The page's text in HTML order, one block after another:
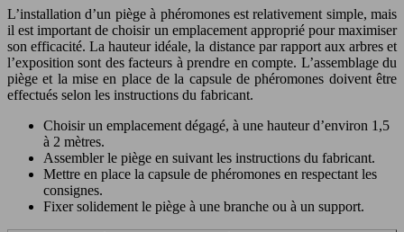
L’installation d’un piège à phéromones est relativement simple, mais
il est important de choisir un emplacement approprié pour maximiser
son efficacité. La hauteur idéale, la distance par rapport aux arbres et
l’exposition sont des facteurs à prendre en compte. L’assemblage du
piège et la mise en place de la capsule de phéromones doivent être
effectués selon les instructions du fabricant.
Choisir un emplacement dégagé, à une hauteur d’environ 1,5
à 2 mètres.
Assembler le piège en suivant les instructions du fabricant.
Mettre en place la capsule de phéromones en respectant les
consignes.
Fixer solidement le piège à une branche ou à un support.